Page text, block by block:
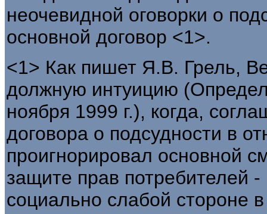
неочевидной оговорки о
основной договор <1>.
<1> Как пишет Я.В. Грель,
должную интуицию
ноября 1999 г.), когда,
договора о подсудности в
проигнорировал основной
защите прав потребителей -
социально слабой стороне